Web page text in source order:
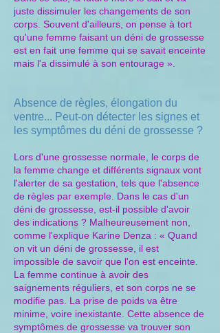
juste dissimuler les changements de son
corps. Souvent d'ailleurs, on pense à tort
qu'une femme faisant un déni de grossesse
est en fait une femme qui se savait enceinte
mais l'a dissimulé à son entourage ».
Absence de règles, élongation du
ventre... Peut-on détecter les signes et
les symptômes du déni de grossesse ?
Lors d'une grossesse normale, le corps de
la femme change et différents signaux vont
l'alerter de sa gestation, tels que l'absence
de règles par exemple. Dans le cas d'un
déni de grossesse, est-il possible d'avoir
des indications ? Malheureusement non,
comme l'explique Karine Denza : « Quand
on vit un déni de grossesse, il est
impossible de savoir que l'on est enceinte.
La femme continue à avoir des
saignements réguliers, et son corps ne se
modifie pas. La prise de poids va être
minime, voire inexistante. Cette absence de
symptômes de grossesse va trouver son